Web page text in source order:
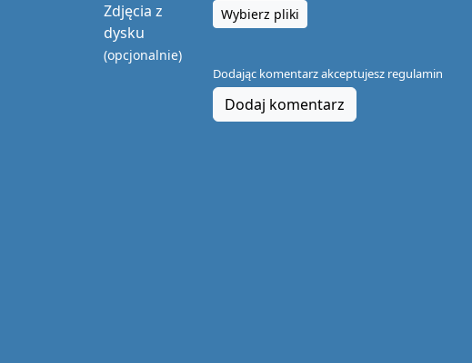
Zdjęcia z
dysku
(opcjonalnie)
Wybierz pliki
Dodając komentarz akceptujesz regulamin
Dodaj komentarz